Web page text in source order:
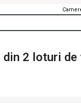
din 2 loturi